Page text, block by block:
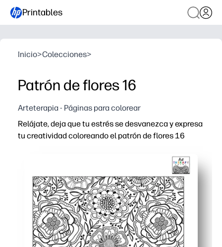
Printables
Inicio>Colecciones>
Patrón de flores 16
Arteterapia - Páginas para colorear
Relájate, deja que tu estrés se desvanezca y expresa
tu creatividad coloreando el patrón de flores 16
Imprima y listo: solo tiene que añadir crayones o
Las intrincadas repeticiones florales, relajantes y
Habilidades que se mantienen: desarrolla el control
Siempre se adapta a tu día: perfecto para los que